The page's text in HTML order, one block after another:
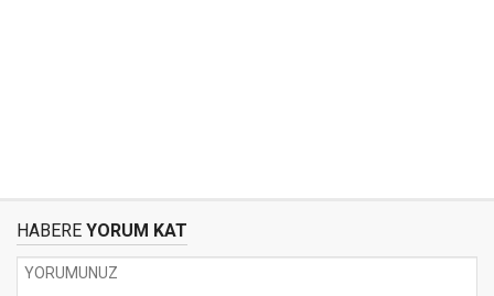
HABERE YORUM KAT